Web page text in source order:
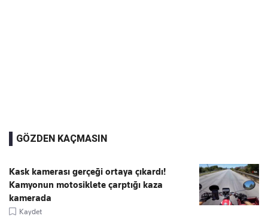
GÖZDEN KAÇMASIN
Kask kamerası gerçeği ortaya çıkardı!
Kamyonun motosiklete çarptığı kaza
kamerada
Kaydet